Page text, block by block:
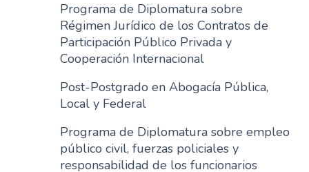
Programa de Diplomatura sobre
Régimen Jurídico de los Contratos de
Participación Público Privada y
Cooperación Internacional
Post-Postgrado en Abogacía Pública,
Local y Federal
Programa de Diplomatura sobre empleo
público civil, fuerzas policiales y
responsabilidad de los funcionarios